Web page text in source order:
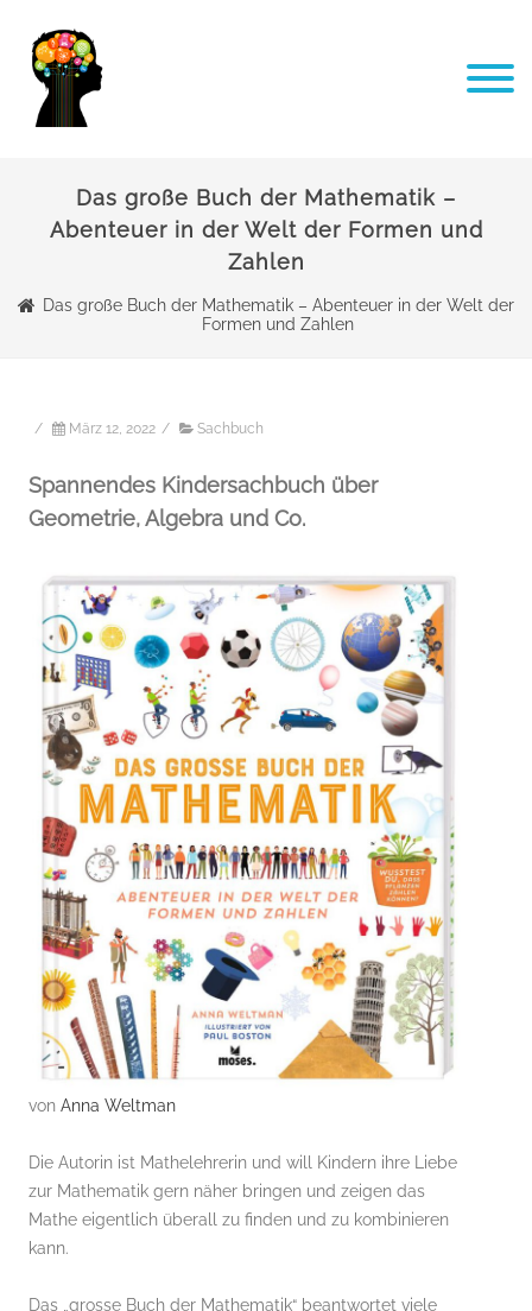
Das große Buch der Mathematik –
Abenteuer in der Welt der Formen und
Zahlen
Das große Buch der Mathematik – Abenteuer in der Welt der
Formen und Zahlen
/ März 12, 2022 / Sachbuch
Spannendes Kindersachbuch über
Geometrie, Algebra und Co.
von Anna Weltman
Die Autorin ist Mathelehrerin und will Kindern ihre Liebe
zur Mathematik gern näher bringen und zeigen das
Mathe eigentlich überall zu finden und zu kombinieren
kann.
Das „grosse Buch der Mathematik“ beantwortet viele